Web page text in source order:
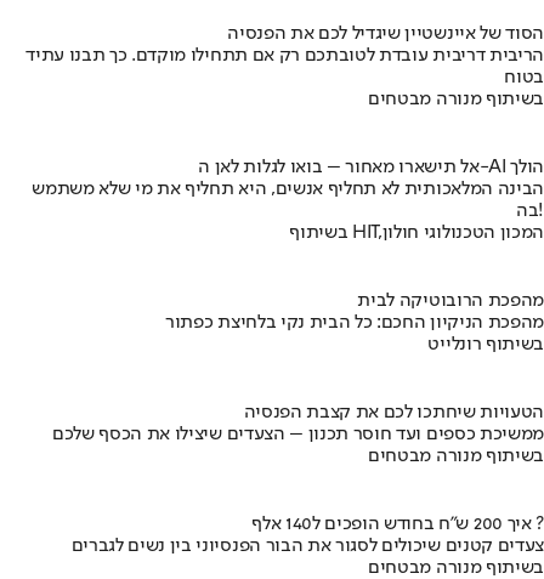
הסוד של איינשטיין שיגדיל לכם את הפנסיה
הריבית דריבית עובדת לטובתכם רק אם תתחילו מוקדם. כך תבנו עתיד
בטוח
בשיתוף מנורה מבטחים
אל תישארו מאחור – בואו לגלות לאן ה-AI הולך
הבינה המלאכותית לא תחליף אנשים, היא תחליף את מי שלא משתמש
בה!
בשיתוף HIT,המכון הטכנולוגי חולון
מהפכת הרובוטיקה לבית
מהפכת הניקיון החכם: כל הבית נקי בלחיצת כפתור
בשיתוף רונלייט
הטעויות שיחתכו לכם את קצבת הפנסיה
ממשיכת כספים ועד חוסר תכנון – הצעדים שיצילו את הכסף שלכם
בשיתוף מנורה מבטחים
איך 200 ש"ח בחודש הופכים ל140 אלף ?
צעדים קטנים שיכולים לסגור את הבור הפנסיוני בין נשים לגברים
בשיתוף מנורה מבטחים